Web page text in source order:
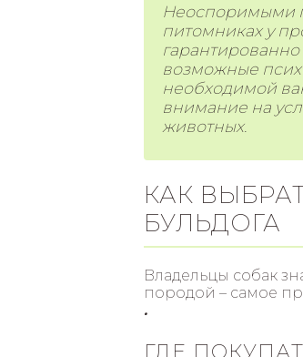
Неоспоримыми
питомниках у
возможные
необходимой
внимание на
животных.
КАК
БУЛЬДОГА
Владельцы собак
породой – самое
.
ГДЕ